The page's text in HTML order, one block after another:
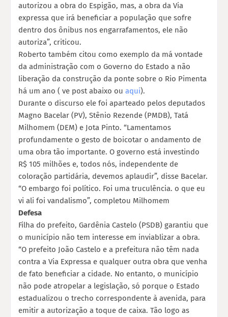
autorizou a obra do Espigão, mas, a obra da Via
expressa que irá beneficiar a população que sofre
dentro dos ônibus nos engarrafamentos, ele não
autoriza”, criticou.
Roberto também citou como exemplo da má vontade
da administração com o Governo do Estado a não
liberação da construção da ponte sobre o Rio Pimenta
há um ano ( ve post abaixo ou aqui).
Durante o discurso ele foi aparteado pelos deputados
Magno Bacelar (PV), Stênio Rezende (PMDB), Tatá
Milhomem (DEM) e Jota Pinto. “Lamentamos
profundamente o gesto de boicotar o andamento de
uma obra tão importante. O governo está investindo
R$ 105 milhões e, todos nós, independente de
coloração partidária, devemos aplaudir”, disse Bacelar.
“O embargo foi político. Foi uma truculência. o que eu
vi ali foi vandalismo”, completou Milhomem
Defesa
Filha do prefeito, Gardênia Castelo (PSDB) garantiu que
o município não tem interesse em inviablizar a obra.
“O prefeito João Castelo e a prefeitura não têm nada
contra a Via Expressa e qualquer outra obra que venha
de fato beneficiar a cidade. No entanto, o município
não pode atropelar a legislação, só porque o Estado
estadualizou o trecho correspondente à avenida, para
emitir a autorização a toque de caixa. Tão logo as